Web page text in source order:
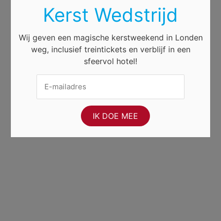
Kerst Wedstrijd
Wij geven een magische kerstweekend in Londen
weg, inclusief treintickets en verblijf in een
sfeervol hotel!